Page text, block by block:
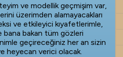
ve modellik geçmişim var,
üzerimden alamayacakları
ve etkileyici kıyafetlerimle,
bana bakan tüm gözleri
geçireceğiniz her an sizin
heyecan verici olacak.